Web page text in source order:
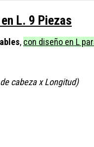
L. 9 Piezas
, con diseño en L
cabeza x Longitud)